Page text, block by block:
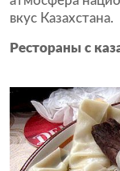
вкус Казахстана.
Рестораны с